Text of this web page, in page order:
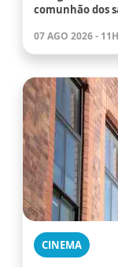
comunhão dos
07 AGO 2026 -
CINEMA